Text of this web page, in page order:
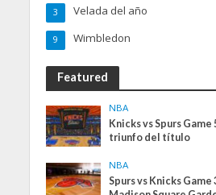
Velada del año
3
Wimbledon
9
Featured
NBA
Knicks vs Spurs Game
triunfo del título
NBA
Spurs vs Knicks